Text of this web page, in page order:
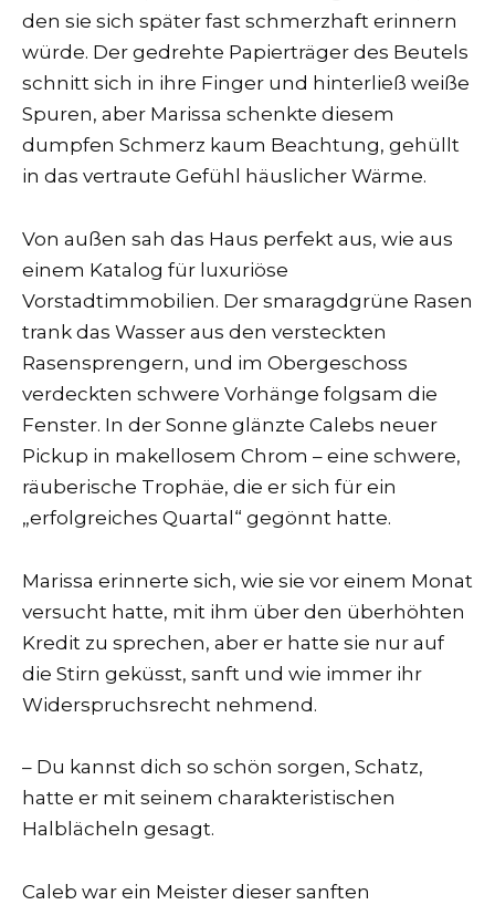
den sie sich später fast schmerzhaft erinnern
würde. Der gedrehte Papierträger des Beutels
schnitt sich in ihre Finger und hinterließ weiße
Spuren, aber Marissa schenkte diesem
dumpfen Schmerz kaum Beachtung, gehüllt
in das vertraute Gefühl häuslicher Wärme.
Von außen sah das Haus perfekt aus, wie aus
einem Katalog für luxuriöse
Vorstadtimmobilien. Der smaragdgrüne Rasen
trank das Wasser aus den versteckten
Rasensprengern, und im Obergeschoss
verdeckten schwere Vorhänge folgsam die
Fenster. In der Sonne glänzte Calebs neuer
Pickup in makellosem Chrom – eine schwere,
räuberische Trophäe, die er sich für ein
„erfolgreiches Quartal“ gegönnt hatte.
Marissa erinnerte sich, wie sie vor einem Monat
versucht hatte, mit ihm über den überhöhten
Kredit zu sprechen, aber er hatte sie nur auf
die Stirn geküsst, sanft und wie immer ihr
Widerspruchsrecht nehmend.
– Du kannst dich so schön sorgen, Schatz,
hatte er mit seinem charakteristischen
Halblächeln gesagt.
Caleb war ein Meister dieser sanften